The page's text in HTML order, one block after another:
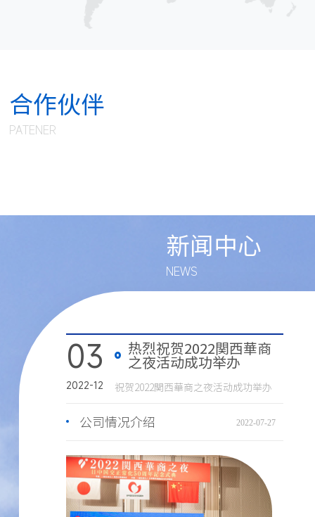
PATENER
合作伙伴
NEWS
新闻中心
03
2022-12
热烈祝贺2022関西華商
之夜活动成功举办
祝贺2022関西華商之夜活动成功举办
公司情况介绍 2022-07-27